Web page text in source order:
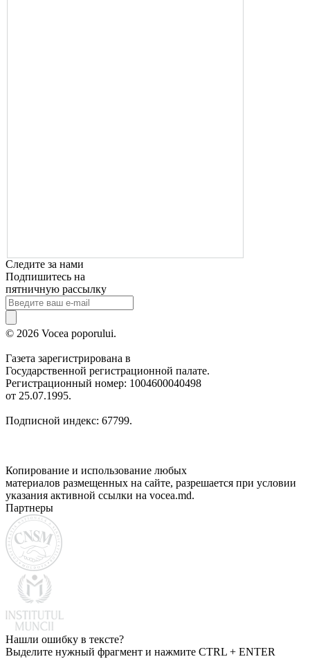
Следите за нами
Подпишитесь на
пятничную рассылку
© 2026 Vocea poporului.
Газета зарегистрирована в
Государственной регистрационной палате.
Регистрационный номер: 1004600040498
от 25.07.1995.
Подписной индекс: 67799.
Копирование и использование любых
материалов размещенных на сайте, разрешается при условии
указания активной ссылки на vocea.md.
Партнеры
Нашли ошибку в тексте?
Выделите нужный фрагмент и нажмите CTRL + ENTER